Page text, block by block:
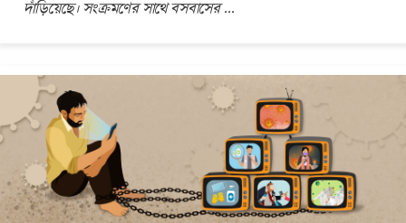
দাঁড়িয়েছে। সংক্রমণের সাথে বসবাসের...